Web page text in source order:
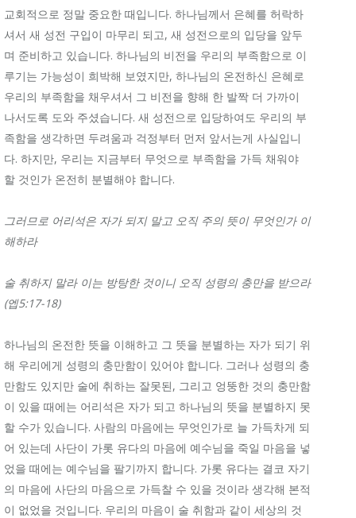
교회적으로 정말 중요한 때입니다. 하나님께서 은혜를 허락하
셔서 새 성전 구입이 마무리 되고, 새 성전으로의 입당을 앞두
며 준비하고 있습니다. 하나님의 비전을 우리의 부족함으로 이
루기는 가능성이 희박해 보였지만, 하나님의 온전하신 은혜로
우리의 부족함을 채우셔서 그 비전을 향해 한 발짝 더 가까이
나서도록 도와 주셨습니다. 새 성전으로 입당하여도 우리의 부
족함을 생각하면 두려움과 걱정부터 먼저 앞서는게 사실입니
다. 하지만, 우리는 지금부터 무엇으로 부족함을 가득 채워야
할 것인가 온전히 분별해야 합니다.
그러므로 어리석은 자가 되지 말고 오직 주의 뜻이 무엇인가 이
해하라
술 취하지 말라 이는 방탕한 것이니 오직 성령의 충만을 받으라
(엡5:17-18)
하나님의 온전한 뜻을 이해하고 그 뜻을 분별하는 자가 되기 위
해 우리에게 성령의 충만함이 있어야 합니다. 그러나 성령의 충
만함도 있지만 술에 취하는 잘못된, 그리고 엉뚱한 것의 충만함
이 있을 때에는 어리석은 자가 되고 하나님의 뜻을 분별하지 못
할 수가 있습니다. 사람의 마음에는 무엇인가로 늘 가득차게 되
어 있는데 사단이 가롯 유다의 마음에 예수님을 죽일 마음을 넣
었을 때에는 예수님을 팔기까지 합니다. 가롯 유다는 결코 자기
의 마음에 사단의 마음으로 가득찰 수 있을 것이라 생각해 본적
이 없었을 것입니다. 우리의 마음이 술 취함과 같이 세상의 것